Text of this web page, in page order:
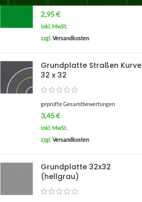
2,95€
inkl. MwSt.
zzgl.Versandkosten
Grundplatte Straßen Kurve
32 x 32
geprüfte Gesamtbewertungen
3,45€
inkl. MwSt.
zzgl.Versandkosten
Grundplatte 32x32
(hellgrau)